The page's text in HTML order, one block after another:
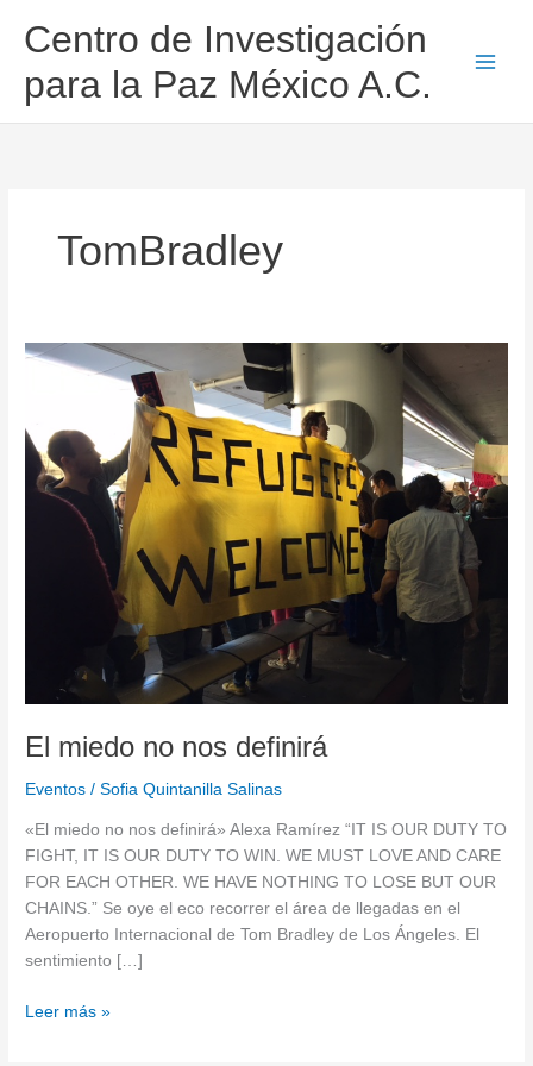
Centro de Investigación
para la Paz México A.C.
TomBradley
El miedo no nos definirá
Eventos /Sofia Quintanilla Salinas
«El miedo no nos definirá» Alexa Ramírez “IT IS OUR DUTY TO
FIGHT, IT IS OUR DUTY TO WIN. WE MUST LOVE AND CARE
FOR EACH OTHER. WE HAVE NOTHING TO LOSE BUT OUR
CHAINS.” Se oye el eco recorrer el área de llegadas en el
Aeropuerto Internacional de Tom Bradley de Los Ángeles. El
sentimiento […]
El
nos
definirá
Leer más »